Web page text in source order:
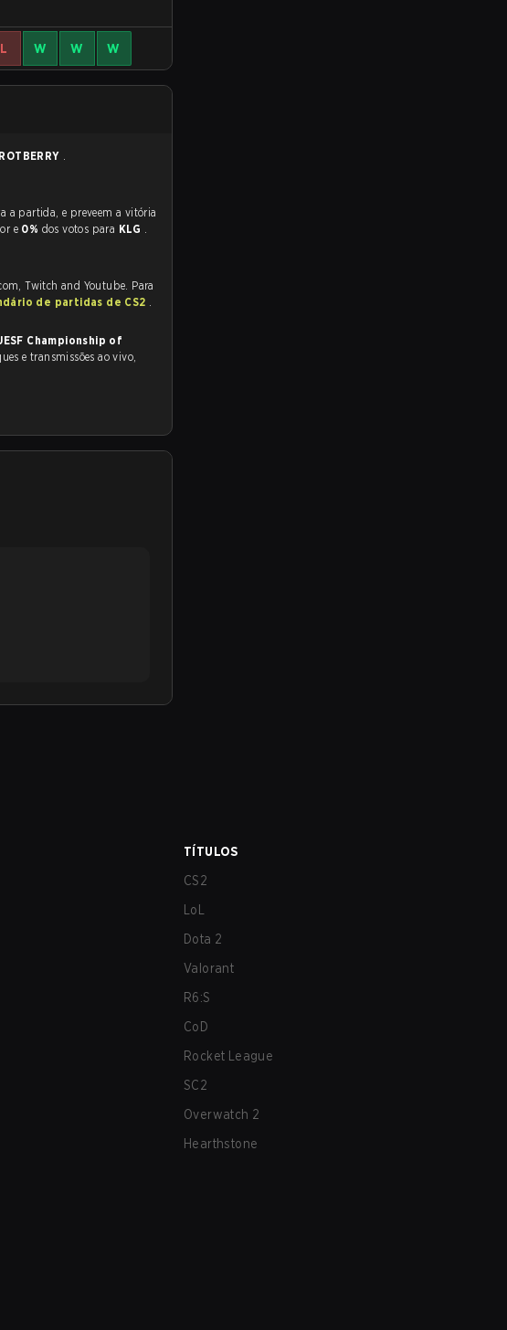
L W W W
.
e 0% dos votos para KLG .
Twitch and Youtube. Para
de partidas de CS2 .
Championship of
TÍTULOS
CS2
LoL
Dota 2
Valorant
R6:S
CoD
Rocket League
SC2
Overwatch 2
Hearthstone